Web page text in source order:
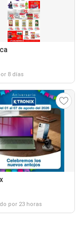
8 días
por 23 horas